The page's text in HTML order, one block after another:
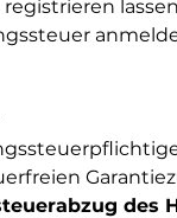
des